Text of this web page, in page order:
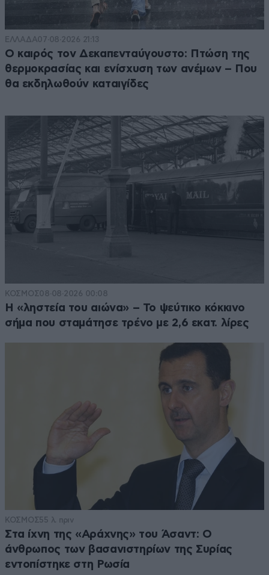
ΕΛΛΑΔΑ07·08·2026 21:13
Ο καιρός τον Δεκαπενταύγουστο: Πτώση της
θερμοκρασίας και ενίσχυση των ανέμων – Που
θα εκδηλωθούν καταιγίδες
ΚΟΣΜΟΣ08·08·2026 00:08
Η «ληστεία του αιώνα» – Το ψεύτικο κόκκινο
σήμα που σταμάτησε τρένο με 2,6 εκατ. λίρες
ΚΟΣΜΟΣ55 λ. πριν
Στα ίχνη της «Αράχνης» του Άσαντ: Ο
άνθρωπος των βασανιστηρίων της Συρίας
εντοπίστηκε στη Ρωσία